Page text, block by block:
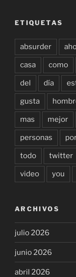
ETIQUETAS
absurder
casa como
del día
gusta
mas mejor
personas
todo twitter
video you
ARCHIVOS
julio 2026
junio 2026
abril 2026